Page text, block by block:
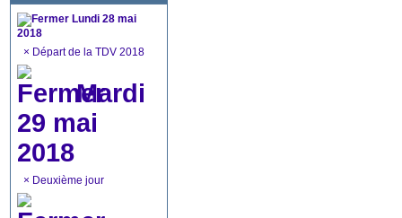
Lundi 28 mai
2018
× Départ de la TDV 2018
Mardi
29 mai
2018
× Deuxième jour